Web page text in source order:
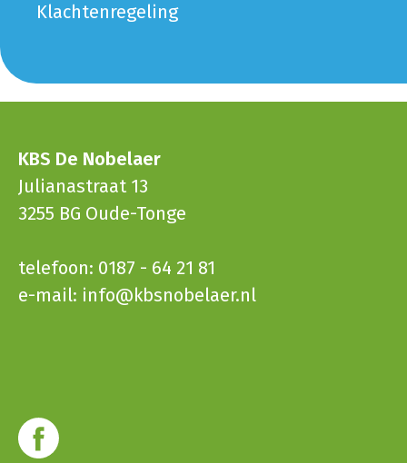
Klachtenregeling
KBS De Nobelaer
Julianastraat 13
3255 BG Oude-Tonge
telefoon: 0187 - 64 21 81
e-mail: info@kbsnobelaer.nl